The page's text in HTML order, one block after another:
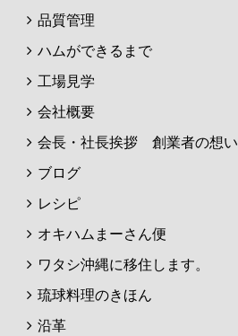
品質管理
ハムができるまで
工場見学
会社概要
会長・社長挨拶 創業者の想い
ブログ
レシピ
オキハムまーさん便
ワタシ沖縄に移住します。
琉球料理のきほん
沿革